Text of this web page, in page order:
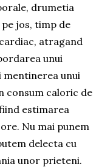
drumetia
jos, timp de
atragand
unui
unui
consum caloric de
estimarea
Nu mai punem
delecta cu
unor prieteni.